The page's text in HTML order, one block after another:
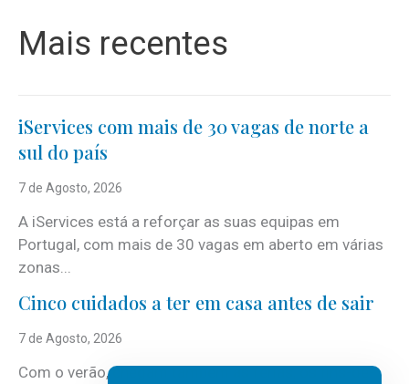
Mais recentes
iServices com mais de 30 vagas de norte a
sul do país
7 de Agosto, 2026
A iServices está a reforçar as suas equipas em
Portugal, com mais de 30 vagas em aberto em várias
zonas...
Cinco cuidados a ter em casa antes de sair
7 de Agosto, 2026
Com o verão, chegam também as férias, os fins-de-